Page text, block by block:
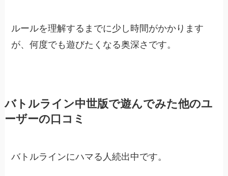
ルールを理解するまでに少し時間がかかります
が、何度でも遊びたくなる奥深さです。
バトルライン中世版で遊んでみた他のユ
ーザーの口コミ
バトルラインにハマる人続出中です。